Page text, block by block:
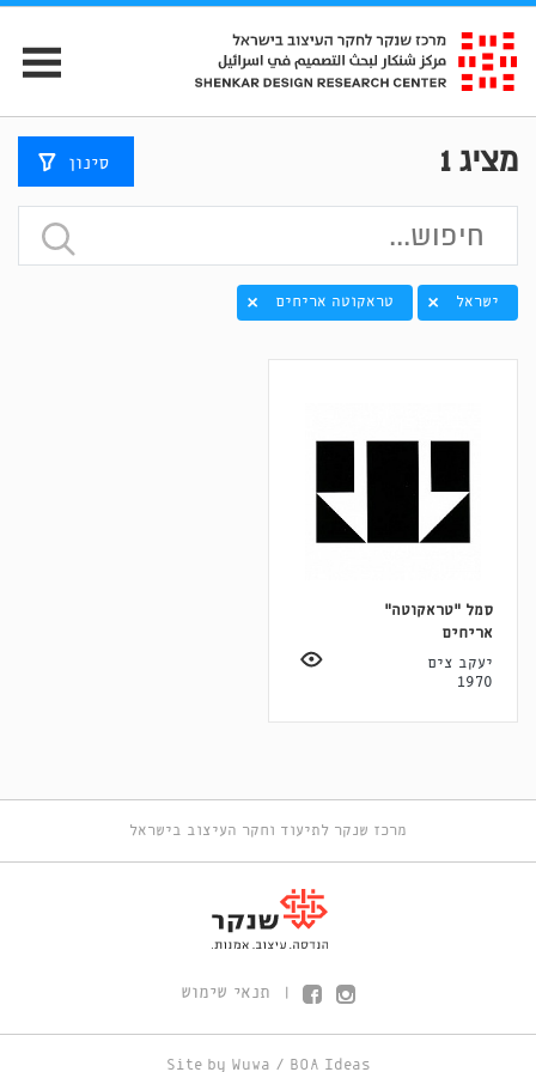
מציג1 סינון
ישראל טראקוטה אריחים
סמל "טראקוטה"
אריחים
יעקב צים
1970
מרכז שנקר לתיעוד וחקר העיצוב בישראל
תנאי שימוש
Site by Wuwa / BOA Ideas